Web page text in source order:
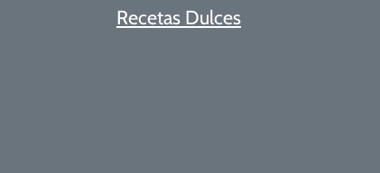
Recetas Dulces